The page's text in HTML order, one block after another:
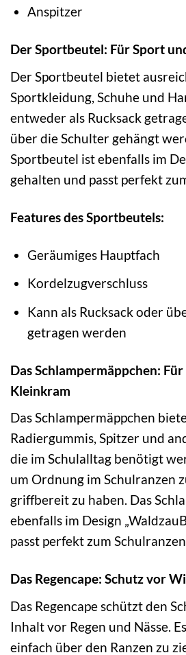
Anspitzer
Der Sportbeutel: Für Sport
Der Sportbeutel bietet
Sportkleidung, Schuhe und
entweder als Rucksack
über die Schulter gehängt
Sportbeutel ist ebenfalls im
gehalten und passt perfekt
Features des Sportbeutels:
Geräumiges Hauptfach
Kordelzugverschluss
Kann als Rucksack oder
getragen werden
Das Schlampermäppchen:
Kleinkram
Das Schlampermäppchen
Radiergummis, Spitzer und
die im Schulalltag benötigt
um Ordnung im Schulranzen
griffbereit zu haben. Das
ebenfalls im Design
passt perfekt zum
Das Regencape: Schutz vor
Das Regencape schützt den
Inhalt vor Regen und Nässe.
einfach über den Ranzen zu